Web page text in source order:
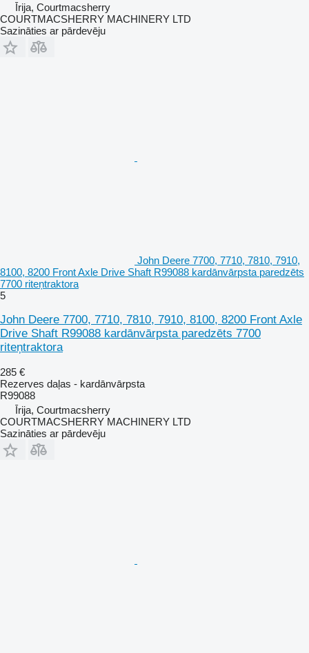
Īrija, Courtmacsherry
COURTMACSHERRY MACHINERY LTD
Sazināties ar pārdevēju
John Deere 7700, 7710, 7810, 7910,
8100, 8200 Front Axle Drive Shaft R99088 kardānvārpsta paredzēts
7700 riteņtraktora
5
John Deere 7700, 7710, 7810, 7910, 8100, 8200 Front Axle
Drive Shaft R99088 kardānvārpsta paredzēts 7700
riteņtraktora
285 €
Rezerves daļas - kardānvārpsta
R99088
Īrija, Courtmacsherry
COURTMACSHERRY MACHINERY LTD
Sazināties ar pārdevēju